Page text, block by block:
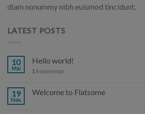
diam nonummy nibh euismod tincidunt.
LATEST POSTS
10
Mai
Hello world!
1 Kommentar
19
Nov.
Welcome to Flatsome